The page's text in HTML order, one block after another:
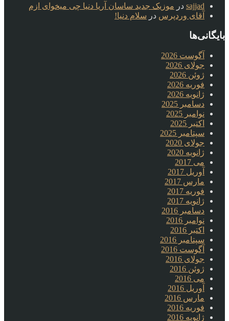
sajjad در موزیک جدید ساسان آریا دنیا چی میخوای ازم
آقای وردپرس در سلام دنیا!
بایگانی‌ها
آگوست 2026
جولای 2026
ژوئن 2026
فوریه 2026
ژانویه 2026
دسامبر 2025
نوامبر 2025
اکتبر 2025
سپتامبر 2025
جولای 2020
ژانویه 2020
می 2017
آوریل 2017
مارس 2017
فوریه 2017
ژانویه 2017
دسامبر 2016
نوامبر 2016
اکتبر 2016
سپتامبر 2016
آگوست 2016
جولای 2016
ژوئن 2016
می 2016
آوریل 2016
مارس 2016
فوریه 2016
ژانویه 2016